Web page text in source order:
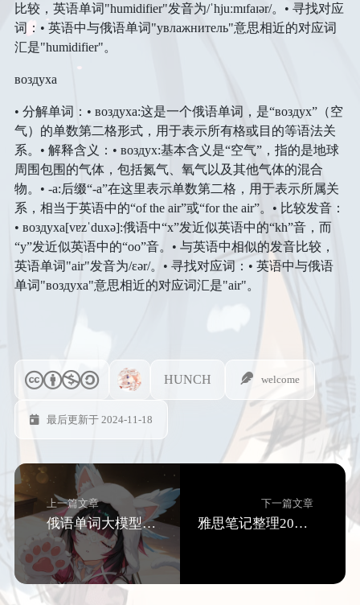
比较，英语单词"humidifier"发音为/ˈhjuːmɪfaɪər/。• 寻找对应
词：• 英语中与俄语单词"увлажнитель"意思相近的对应词
汇是"humidifier"。
воздуха
• 分解单词：• воздуха:这是一个俄语单词，是“воздух”（空
气）的单数第二格形式，用于表示所有格或目的等语法关
系。• 解释含义：• воздух:基本含义是“空气”，指的是地球
周围包围的气体，包括氮气、氧气以及其他气体的混合
物。• -а:后缀“-а”在这里表示单数第二格，用于表示所属关
系，相当于英语中的“of the air”或“for the air”。• 比较发音：
• воздуха[vɐzˈduxə]:俄语中“х”发近似英语中的“kh”音，而
“у”发近似英语中的“oo”音。• 与英语中相似的发音比较，
英语单词"air"发音为/ɛər/。• 寻找对应词：• 英语中与俄语
单词"воздуха"意思相近的对应词汇是"air"。
HUNCH welcome
最后更新于 2024-11-18
上一篇文章
俄语单词大模型学习提示词
下一篇文章
雅思笔记整理2025年4月30日